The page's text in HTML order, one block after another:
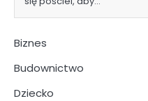
Biznes
Budownictwo
Dziecko